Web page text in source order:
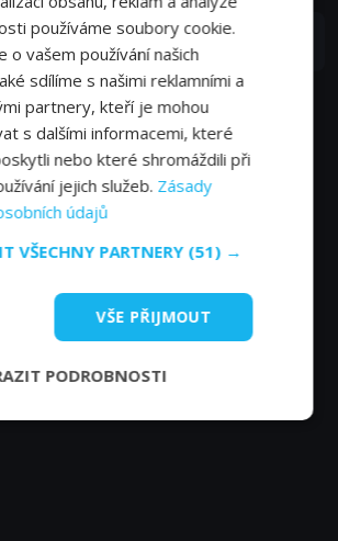
používáme soubory cookie.
o vašem používání našich
sdílíme s našimi reklamními a
partnery, kteří je mohou
s dalšími informacemi, které
nebo které shromáždili při
jejich služeb. Zásady
údajů
VŠECHNY PARTNERY (51) →
VŠE PŘIJMOUT
PODROBNOSTI